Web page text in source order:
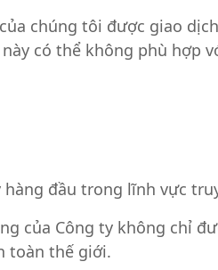
của chúng tôi được giao
có thể không phù hợp
hàng đầu trong lĩnh vực
của Công ty không chỉ
toàn thế giới.